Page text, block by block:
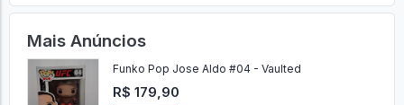
Mais Anúncios
Funko Pop Jose Aldo #04 - Vaulted
R$ 179,90